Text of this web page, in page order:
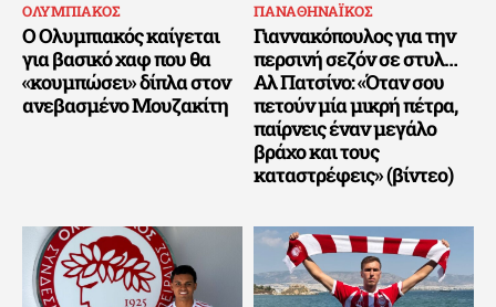
ΟΛΥΜΠΙΑΚΟΣ
Ο Ολυμπιακός καίγεται
για βασικό χαφ που θα
«κουμπώσει» δίπλα στον
ανεβασμένο Μουζακίτη
ΠΑΝΑΘΗΝΑΪΚΟΣ
Γιαννακόπουλος για την
περσινή σεζόν σε στυλ…
Αλ Πατσίνο: «Όταν σου
πετούν μία μικρή πέτρα,
παίρνεις έναν μεγάλο
βράχο και τους
καταστρέφεις» (βίντεο)